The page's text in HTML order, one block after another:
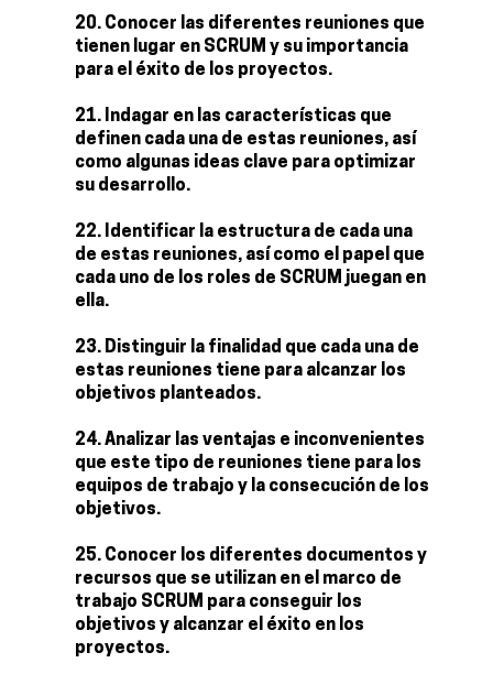
Conocer las diferentes reuniones que
tienen lugar en SCRUM y su importancia
para el éxito de los proyectos.
Indagar en las características que
definen cada una de estas reuniones, así
como algunas ideas clave para optimizar
su desarrollo.
Identificar la estructura de cada una
de estas reuniones, así como el papel que
cada uno de los roles de SCRUM juegan en
ella.
Distinguir la finalidad que cada una de
estas reuniones tiene para alcanzar los
objetivos planteados.
Analizar las ventajas e inconvenientes
que este tipo de reuniones tiene para los
equipos de trabajo y la consecución de los
objetivos.
Conocer los diferentes documentos y
recursos que se utilizan en el marco de
trabajo SCRUM para conseguir los
objetivos y alcanzar el éxito en los
proyectos.